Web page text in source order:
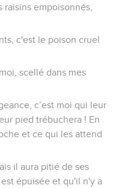
raisins empoisonnés,
c'est le poison cruel
scellé dans mes
c’est moi qui leur
pied trébuchera ! En
et ce qui les attend
il aura pitié de ses
épuisée et qu'il n'y a